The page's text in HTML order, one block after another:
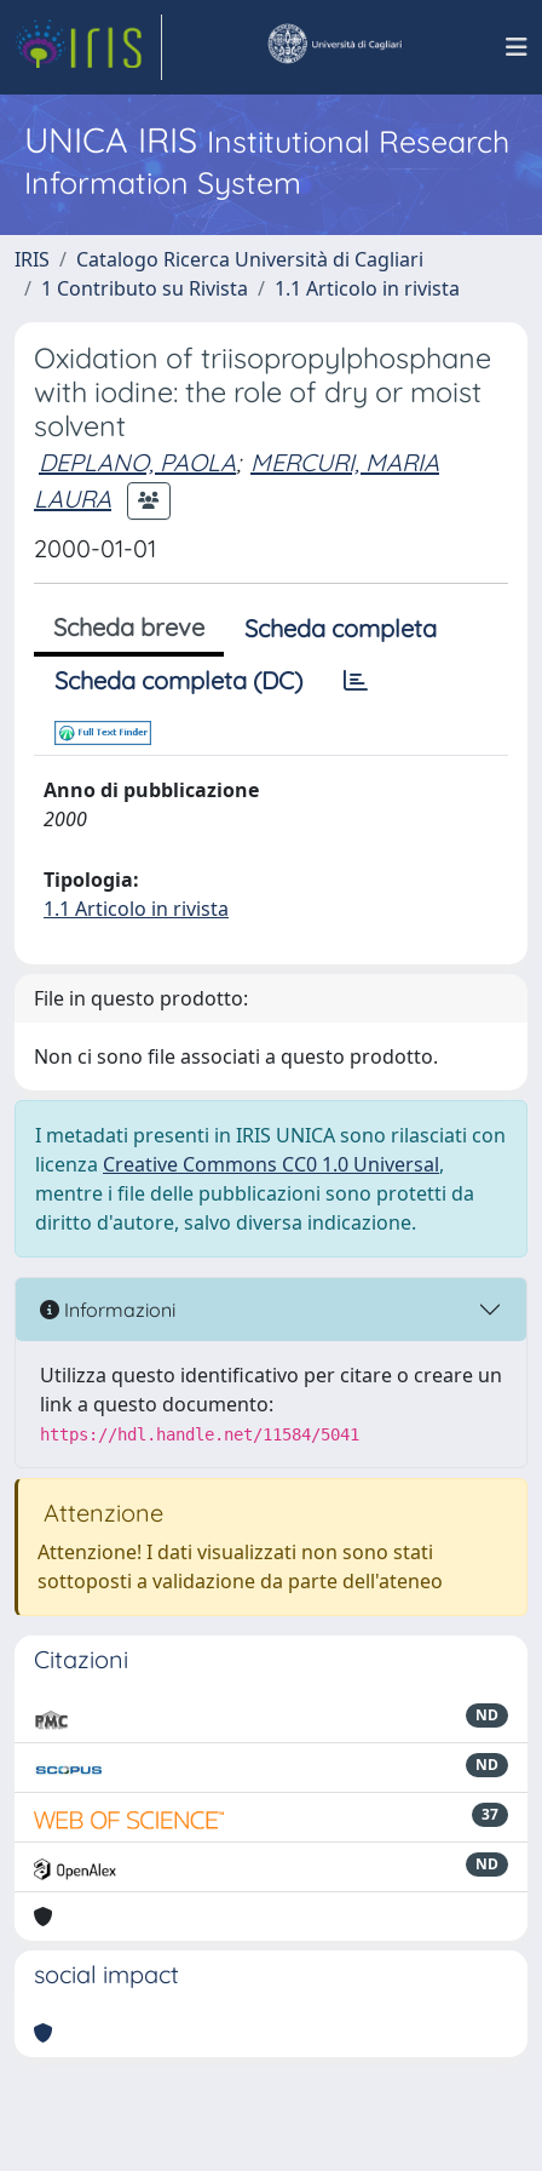
UNICA IRISInstitutional Research
Information System
IRIS
Catalogo Ricerca Università di Cagliari
1 Contributo su Rivista
1.1 Articolo in rivista
Oxidation of triisopropylphosphane
with iodine: the role of dry or moist
solvent
DEPLANO, PAOLA; MERCURI, MARIA
LAURA
2000-01-01
Scheda breve
Scheda completa
Scheda completa (DC)
Anno di pubblicazione
2000
Tipologia:
1.1 Articolo in rivista
File in questo prodotto:
Non ci sono file associati a questo prodotto.
I metadati presenti in IRIS UNICA sono rilasciati con
licenza Creative Commons CC0 1.0 Universal,
mentre i file delle pubblicazioni sono protetti da
diritto d'autore, salvo diversa indicazione.
Informazioni
Utilizza questo identificativo per citare o creare un
link a questo documento:
https://hdl.handle.net/11584/5041
Attenzione
Attenzione! I dati visualizzati non sono stati
sottoposti a validazione da parte dell'ateneo
Citazioni
ND
ND
37
ND
social impact